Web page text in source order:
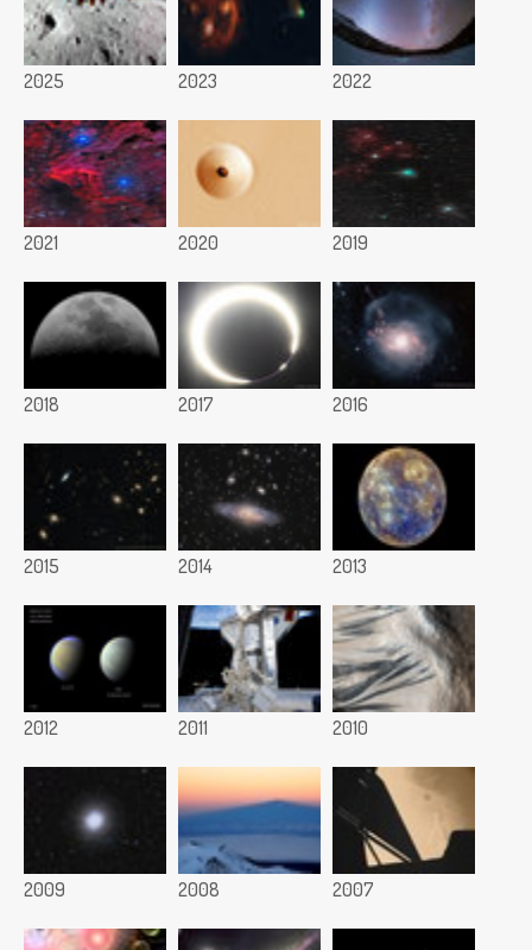
2025 2023 2022
2021 2020 2019
2018 2017 2016
2015 2014 2013
2012 2011 2010
2009 2008 2007